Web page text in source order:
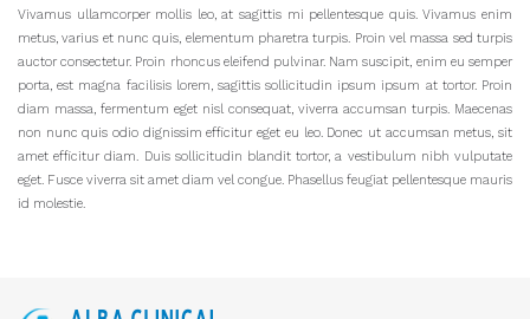
Vivamus ullamcorper mollis leo, at sagittis mi pellentesque quis. Vivamus enim
metus, varius et nunc quis, elementum pharetra turpis. Proin vel massa sed turpis
auctor consectetur. Proin rhoncus eleifend pulvinar. Nam suscipit, enim eu semper
porta, est magna facilisis lorem, sagittis sollicitudin ipsum ipsum at tortor. Proin
diam massa, fermentum eget nisl consequat, viverra accumsan turpis. Maecenas
non nunc quis odio dignissim efficitur eget eu leo. Donec ut accumsan metus, sit
amet efficitur diam. Duis sollicitudin blandit tortor, a vestibulum nibh vulputate
eget. Fusce viverra sit amet diam vel congue. Phasellus feugiat pellentesque mauris
id molestie.